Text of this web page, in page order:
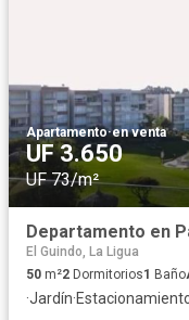
Apartamento·en venta
UF 3.650
UF 73/m²
Departamento en
El Guindo, La Ligua
50 m²2 Dormitorios1 Baño
·Jardín·